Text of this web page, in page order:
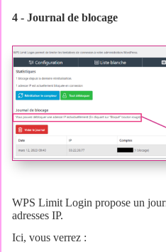
4 - Journal de blocage
WPS Limit Login propose un
adresses IP.
Ici, vous verrez :